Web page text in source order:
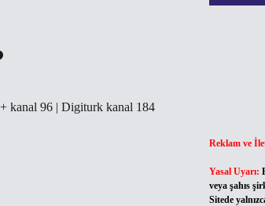
kanal 96 | Digiturk kanal 184
Reklam ve
Yasal Uyarı:
veya şahıs
Sitede